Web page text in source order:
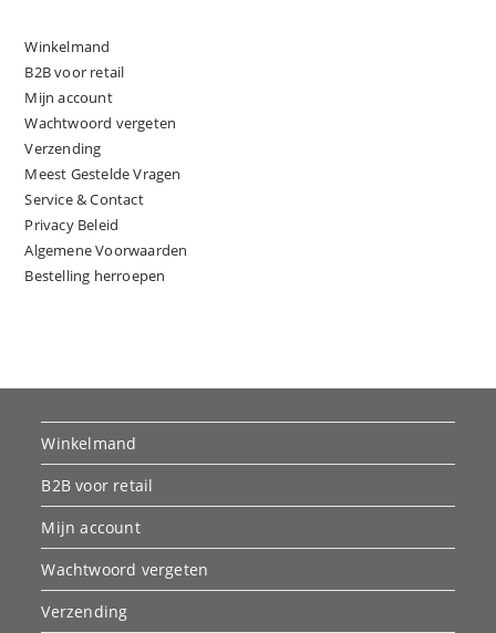
Winkelmand
B2B voor retail
Mijn account
Wachtwoord vergeten
Verzending
Meest Gestelde Vragen
Service & Contact
Privacy Beleid
Algemene Voorwaarden
Bestelling herroepen
Winkelmand
B2B voor retail
Mijn account
Wachtwoord vergeten
Verzending